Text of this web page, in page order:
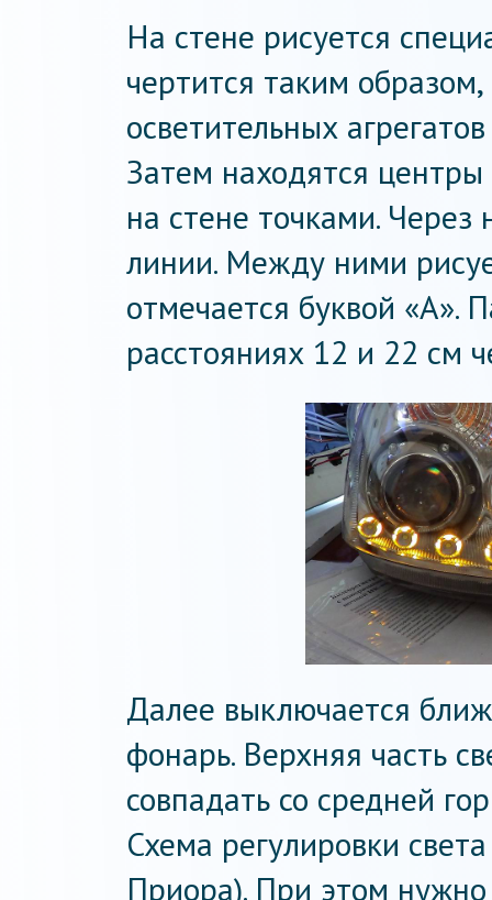
На стене рисуется
чертится таким
осветительных
Затем находятся
на стене точками.
линии. Между ними
отмечается буквой «А».
расстояниях 12 и 22 см
Далее выключается
фонарь. Верхняя часть
совпадать со средней
Схема регулировки
Приора). При этом нужно